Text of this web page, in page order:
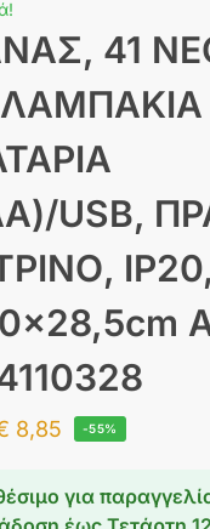
41
USB,
IP20,
8,85 -55%
για